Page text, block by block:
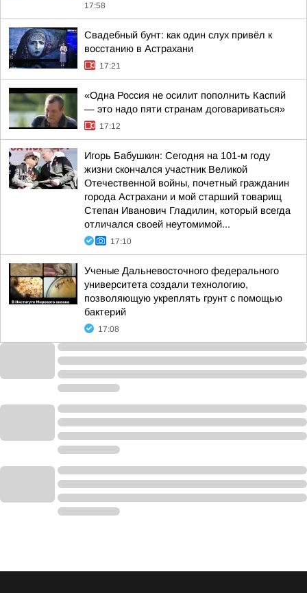
17:58
Свадебный бунт: как один слух привёл к
восстанию в Астрахани
17:21
«Одна Россия не осилит пополнить Каспий
— это надо пяти странам договариваться»
17:12
Игорь Бабушкин: Сегодня на 101-м году
жизни скончался участник Великой
Отечественной войны, почетный гражданин
города Астрахани и мой старший товарищ
Степан Иванович Гладилин, который всегда
отличался своей неутомимой...
17:10
Ученые Дальневосточного федерального
университета создали технологию,
позволяющую укреплять грунт с помощью
бактерий
17:08